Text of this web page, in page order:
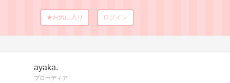
★お気に入り ログイン
ayaka.
ブローディア